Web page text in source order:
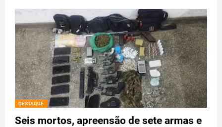
DESTAQUE
Seis mortos, apreensão de sete armas e